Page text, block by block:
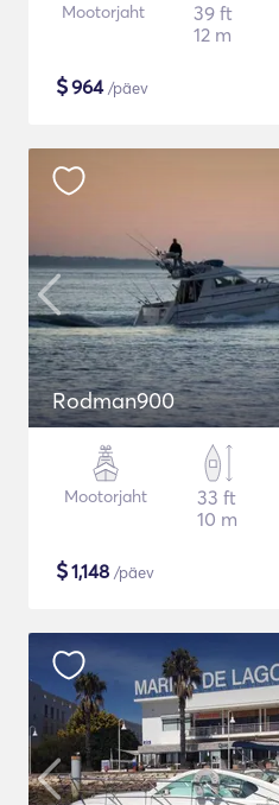
Mootorjaht
39 ft
12 m
$964/päev
Rodman900
Mootorjaht
33 ft
10 m
$1,148 /päev